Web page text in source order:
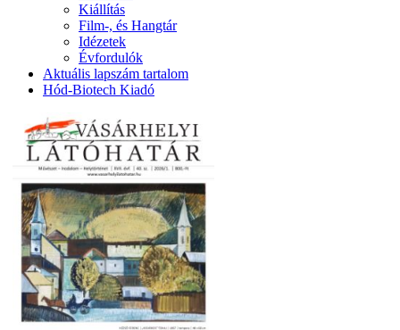
Kiállítás
Film-, és Hangtár
Idézetek
Évfordulók
Aktuális lapszám tartalom
Hód-Biotech Kiadó